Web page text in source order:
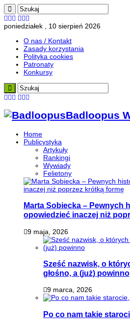
poniedziałek , 10 sierpień 2026
O nas / Kontakt
Zasady korzystania
Polityka cookies
Patronaty
Konkursy
Badloopus
Home
Publicystyka
Artykuły
Rankingi
Wywiady
Felietony
Marta Sobiecka – Pewnych
opowiedzieć inaczej niż
9 maja, 2026
Sześć nazwisk, o
głośno, a (już) powinno
9 marca, 2026
Po co nam takie